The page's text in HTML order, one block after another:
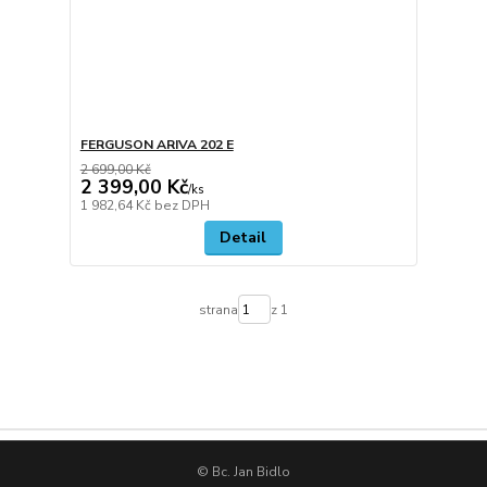
FERGUSON ARIVA 202 E
2 699,00 Kč
2 399,00 Kč/ks
1 982,64 Kč bez DPH
Detail
strana z 1
© Bc. Jan Bidlo